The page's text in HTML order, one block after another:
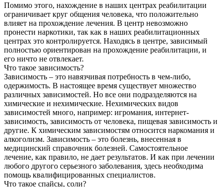
Помимо этого, нахождение в наших центрах реабилитации
ограничивает круг общения человека, что положительно
влияет на прохождение лечения. В центр невозможно
пронести наркотики, так как в наших реабилитационных
центрах это контролируется. Находясь в центре, зависимый
полностью ориентирован на прохождение реабилитации, и
его ничто не отвлекает.
Что такое зависимость?
Зависимость – это навязчивая потребность в чем-либо,
одержимость. В настоящее время существует множество
различных зависимостей. Но все они подразделяются на
химические и нехимические. Нехимических видов
зависимостей много, например: игромания, интернет-
зависимость, зависимость от человека, пищевая зависимость и
другие. К химическим зависимостям относится наркомания и
алкоголизм. Зависимость – это болезнь, внесенная в
медицинский справочник болезней. Самостоятельное
лечение, как правило, не дает результатов. И как при лечении
любого другого серьезного заболевания, здесь необходима
помощь квалифицированных специалистов.
Что такое спайсы, соли?